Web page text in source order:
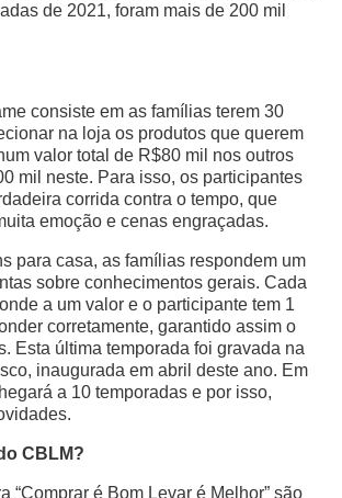
de 2021, foram mais de 200 mil
consiste em as famílias terem 30
na loja os produtos que querem
valor total de R$80 mil nos outros
mil neste. Para isso, os participantes
corrida contra o tempo, que
emoção e cenas engraçadas.
para casa, as famílias respondem um
sobre conhecimentos gerais. Cada
a um valor e o participante tem 1
corretamente, garantido assim o
Esta última temporada foi gravada na
inaugurada em abril deste ano. Em
a 10 temporadas e por isso,
CBLM?
“Comprar é Bom Levar é Melhor” são